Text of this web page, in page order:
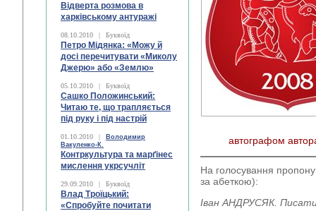
Відверта розмова в
харківському антуражі
08.10.2010 | Буквоїд
Петро Мідянка: «Можу й
досі перечитувати «Миколу
Джерю» або «Землю»
05.10.2010 | Буквоїд
Сашко Положинський:
Читаю те, що трапляється
під руку і під настрій
01.10.2010 |
Володимир
Вакуленко-К.
Контркультура та марґінес
мислення укрсучліт
29.09.2010 | Буквоїд
Влад Троїцький:
«Спробуйте почитати
автографом
На голосування
за абеткою):
Іван АНДРУСЯК.